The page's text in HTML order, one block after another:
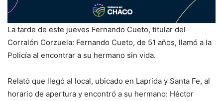
La tarde de este jueves Fernando Cueto, titular del
Corralón Corzuela: Fernando Cueto, de 51 años, llamó a la
Policía al encontrar a su hermano sin vida.
Relató que llegó al local, ubicado en Laprida y Santa Fe, al
horario de apertura y encontró a su hermano: Héctor